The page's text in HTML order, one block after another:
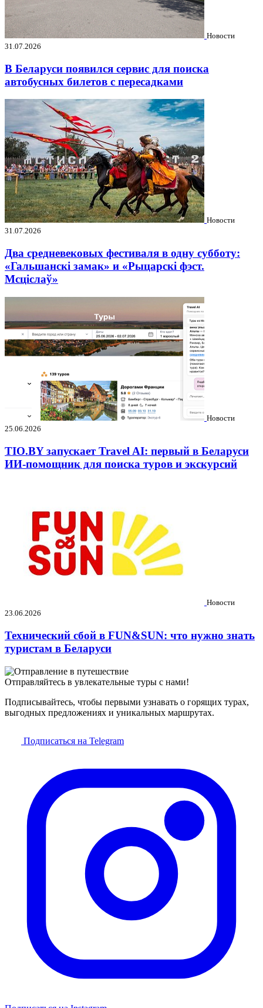
Новости
31.07.2026
В Беларуси появился сервис для поиска
автобусных билетов с пересадками
Новости
31.07.2026
Два средневековых фестиваля в одну субботу:
«Гальшанскі замак» и «Рыцарскі фэст.
Мсціслаў»
Новости
25.06.2026
TIO.BY запускает Travel AI: первый в Беларуси
ИИ-помощник для поиска туров и экскурсий
Новости
23.06.2026
Технический сбой в FUN&SUN: что нужно знать
туристам в Беларуси
Отправляйтесь в увлекательные туры с нами!
Подписывайтесь, чтобы первыми узнавать о горящих турах,
выгодных предложениях и уникальных маршрутах.
Подписаться на Telegram